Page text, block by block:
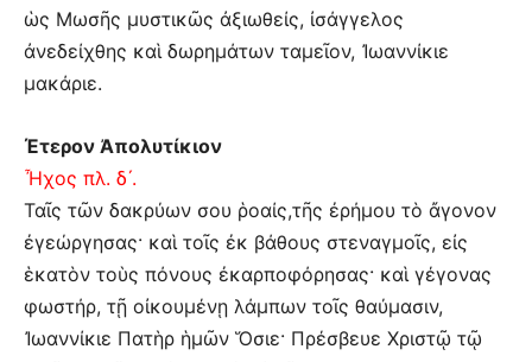
ὡς Μωσῆς μυστικῶς ἀξιωθείς, ἰσάγγελος
ἀνεδείχθης καὶ δωρημάτων ταμεῖον, Ἰωαννίκιε
μακάριε.
Έτερον Ἀπολυτίκιον
Ἦχος πλ. δ´.
Ταῖς τῶν δακρύων σου ῥοαίς,τῆς ἐρήμου τὸ ἄγονον
ἐγεώργησας· καὶ τοῖς ἐκ βάθους στεναγμοῖς, εἰς
ἑκατὸν τοὺς πόνους ἐκαρποφόρησας· καὶ γέγονας
φωστήρ, τῇ οἰκουμένῃ λάμπων τοῖς θαύμασιν,
Ἰωαννίκιε Πατὴρ ἡμῶν Ὅσιε· Πρέσβευε Χριστῷ τῷ